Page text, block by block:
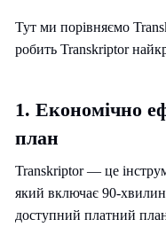
Тут ми порівняємо
робить Transkriptor
1. Економічно
план
Transkriptor — це
який включає 90-
доступний платний